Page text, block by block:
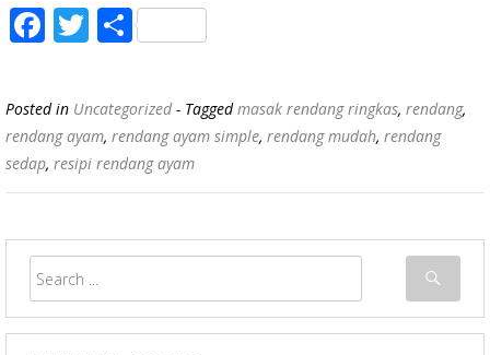
F
e
b
o
o
k
T
tt
er
S
ar
e
Posted in Uncategorized - Taggedmasak rendang ringkas, rendang,
rendang ayam, rendang ayam simple, rendang mudah, rendang
sedap, resipi rendang ayam